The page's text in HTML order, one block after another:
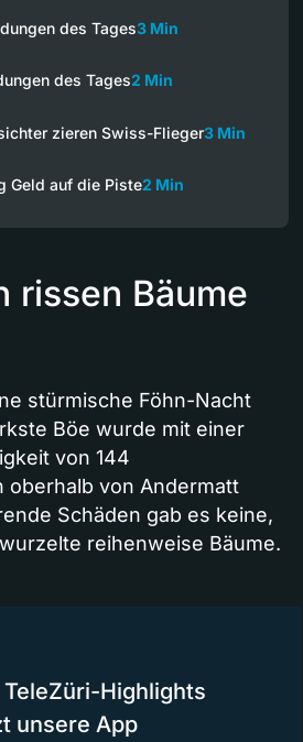
des Tages3 Min
des Tages2 Min
zieren Swiss-Flieger3 Min
Geld auf die Piste2 Min
rissen Bäume
stürmische Föhn-Nacht
Böe wurde mit einer
von 144
oberhalb von Andermatt
Schäden gab es keine,
reihenweise Bäume.
Highlights
unsere App